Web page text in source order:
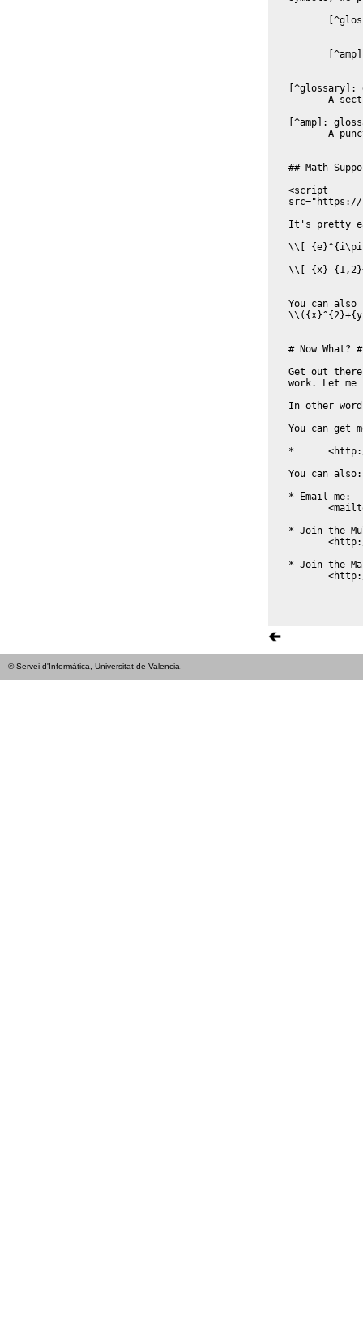
© Servei d'Informática, Universitat de Valencia.